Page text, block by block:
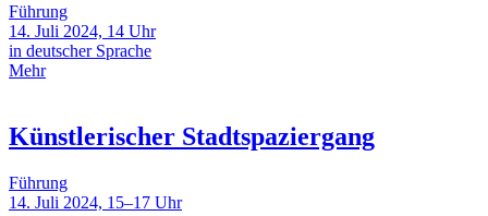
Führung
14. Juli 2024, 14 Uhr
in deutscher Sprache
Mehr
Künstlerischer Stadtspaziergang
Führung
14. Juli 2024, 15–17 Uhr